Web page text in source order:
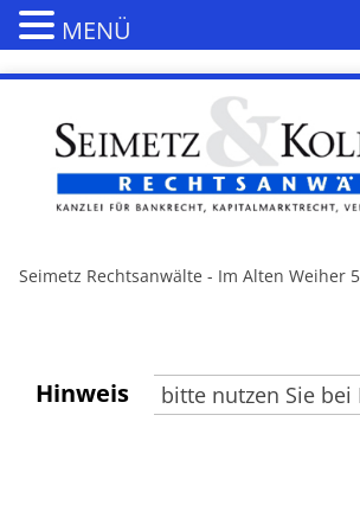
Seimetz Rechtsanwälte - Im Alten Weiher
Hinweis
Besucher, bitte nutzen Sie bei
MENÜ